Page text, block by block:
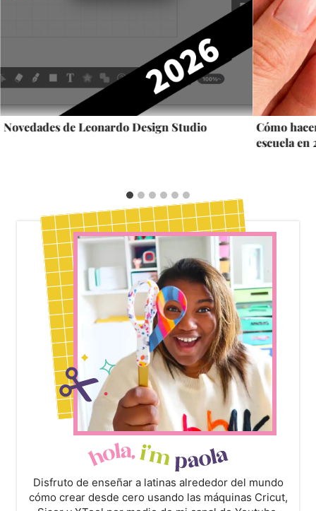
Novedades de Leonardo Design Studio
Cómo
escuela
Disfruto de enseñar a latinas alrededor del mundo
cómo crear desde cero usando las máquinas Cricut,